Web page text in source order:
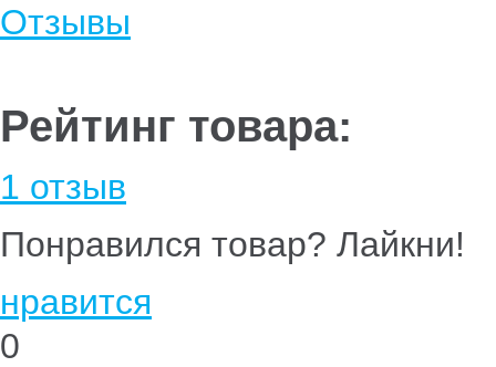
Отзывы
Рейтинг товара:
1 отзыв
Понравился товар? Лайкни!
нравится
0